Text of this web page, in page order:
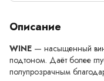
Описание
WINE — насыщенный
подтоном. Даёт более
полупрозрачным